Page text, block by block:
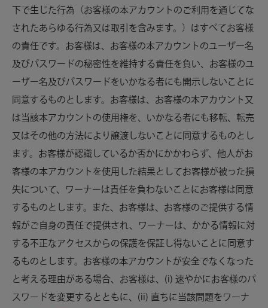
下で生じた行為（お客様の本アカウントのご利用を通じてな
されたあらゆる行為又は取引を含みます。）はすべてお客様
の責任です。お客様は、お客様の本アカウントのユーザー名
及びパスワードの秘密性を維持する責任を負い、お客様のユ
ーザー名及びパスワードをいかなる者にも開示しないことに
同意するものとします。お客様は、お客様の本アカウント又
は当該本アカウントの使用権を、いかなる者にも移転、転売
又はその他の方法により譲渡しないことに同意するものとし
ます。お客様が認識しているか否かにかかわらず、他人がお
客様の本アカウントを使用した結果としてお客様が被った損
失について、ワーナーは責任を負わないことにお客様は同意
するものとします。また、お客様は、お客様のご提供する情
報がご自身の責任で提供され、ワーナーは、かかる情報に対
する不正なアクセスからの保護を保証し得ないことに同意す
るものとします。お客様の本アカウントが安全でなくなった
と考える理由がある場合、お客様は、(i) 速やかにお客様のパ
スワードを変更するとともに、(ii) 直ちに当該問題をワーナ